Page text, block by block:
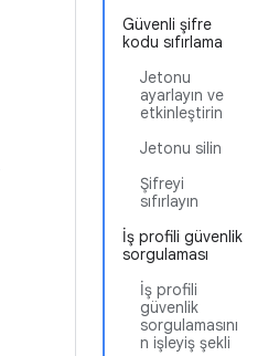
Güvenli şifre
kodu sıfırlama
Jetonu
ayarlayın ve
etkinleştirin
Jetonu silin
Şifreyi
sıfırlayın
İş profili güvenlik
sorgulaması
İş profili
güvenlik
sorgulamasını
n işleyiş şekli